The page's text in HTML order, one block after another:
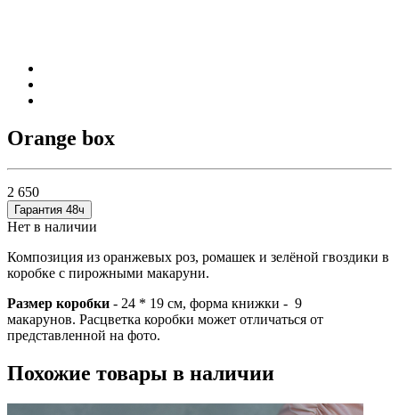
Orange box
2 650
Гарантия 48ч
Нет в наличии
Композиция из оранжевых роз, ромашек и зелёной гвоздики в
коробке с пирожными макаруни.
Размер коробки - 24 * 19 см, форма книжки - 9
макарунов. Расцветка коробки может отличаться от
представленной на фото.
Похожие товары в наличии